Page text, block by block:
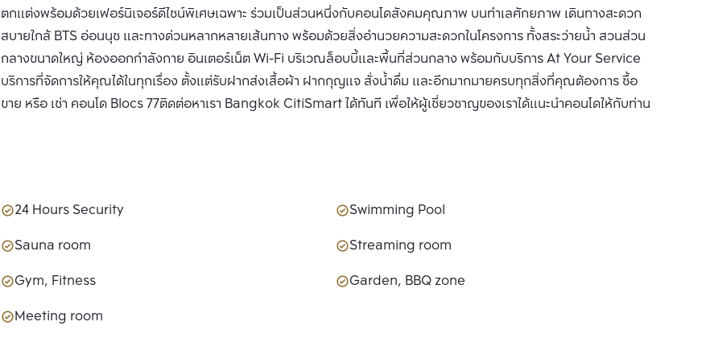
ตกแต่งพร้อมด้วยเฟอร์นิเจอร์ดีไซน์พิเศษเฉพาะ ร่วมเป็นส่วนหนึ่งกับคอนโดสังคมคุณภาพ บนทำเลศักยภาพ เดินทางสะดวก
สบายใกล้ BTS อ่อนนุช และทางด่วนหลากหลายเส้นทาง พร้อมด้วยสิ่งอำนวยความสะดวกในโครงการ ทั้งสระว่ายน้ำ สวนส่วน
กลางขนาดใหญ่ ห้องออกกำลังกาย อินเตอร์เน็ต Wi-Fi บริเวณล็อบบี้และพื้นที่ส่วนกลาง พร้อมกับบริการ At Your Service
บริการที่จัดการให้คุณได้ในทุกเรื่อง ตั้งแต่รับฝากส่งเสื้อผ้า ฝากกุญแจ สั่งน้ำดื่ม และอีกมากมายครบทุกสิ่งที่คุณต้องการ ซื้อ
ขาย หรือ เช่า คอนโด Blocs 77ติดต่อหาเรา Bangkok CitiSmart ได้ทันที เพื่อให้ผู้เชี่ยวชาญของเราได้แนะนำคอนโดให้กับท่าน
24 Hours Security
Swimming Pool
Sauna room
Streaming room
Gym, Fitness
Garden, BBQ zone
Meeting room